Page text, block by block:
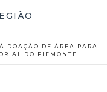
DOAÇÃO DE ÁREA PARA
DO PIEMONTE